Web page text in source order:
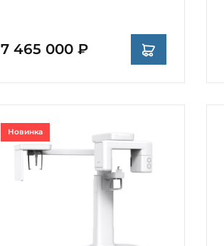
7 465 000 ₽
Новинка